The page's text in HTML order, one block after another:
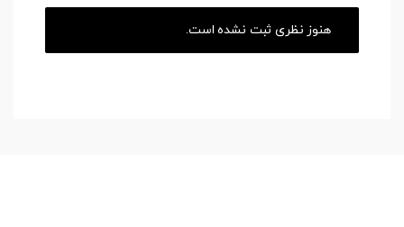
هنوز نظری ثبت نشده است.